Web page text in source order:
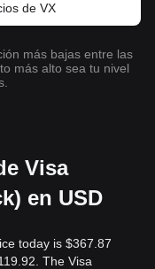
de VX
más bajas entre las
más alto sea tu nivel
Visa
en USD
today is $367.87
The Visa